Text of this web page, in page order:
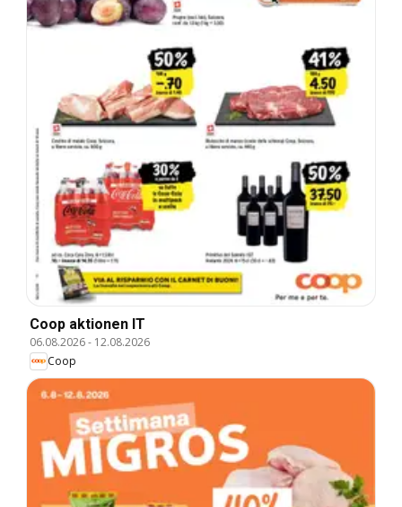
Coop aktionen IT
06.08.2026- 12.08.2026
Coop